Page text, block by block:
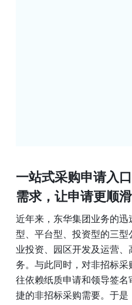
一站式采购申请入
需求，让申请更顺
近年来，东华集团业务的
型、平台型、投资型的三型
业投资、园区开发及运营
务。与此同时，对非招标
往依赖纸质申请和领导签
捷的非招标采购需要。于